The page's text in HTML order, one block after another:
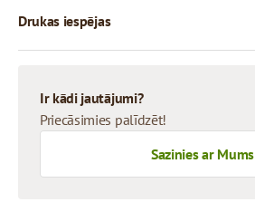
Drukas iespējas
Ir kādi jautājumi?
Priecāsimies palīdzēt!
Sazinies ar Mums